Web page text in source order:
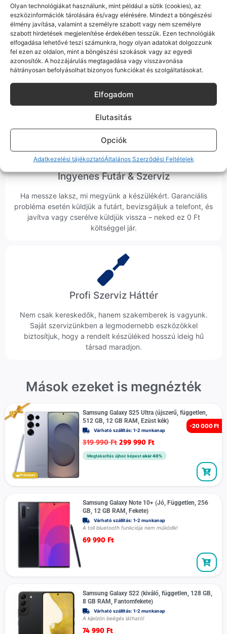
Olyan technológiákat használunk, mint például a sütik (cookies), az
eszközinformációk tárolására és/vagy elérésére. Mindezt a böngészési
élmény javítása, valamint a személyre szabott vagy nem személyre
szabott hirdetések megjelenítése érdekében tesszük. Ezen technológiák
elfogadása lehetővé teszi számunkra, hogy olyan adatokat dolgozzunk
fel ezen az oldalon, mint a böngészési szokások vagy az egyedi
azonosítók. A hozzájárulás megtagadása vagy visszavonása
hátrányosan befolyásolhat bizonyos funkciókat és szolgáltatásokat.
Elfogadom
Elutasitás
Opciók
Adatkezelési tájékoztatóÁltalános Szerződési Feltételek
Korrekt Ügyintézés
Hibázni emberi dolog, de a felelősségvállalás nálunk alap.
hanem megoldást. Szakértő kollégáink azonnal kézbe
veszik az ügyedet.
Ingyenes Futár & Szerviz
Ha messze laksz, mi megyünk a készülékért. Garanciális
probléma esetén küldjük a futárt, bevizsgáljuk a telefont, és
javítva vagy cserélve küldjük vissza – neked ez 0 Ft
költséggel jár.
Profi Szerviz Háttér
Nem csak kereskedők, hanem szakemberek is vagyunk.
Saját szervizünkben a legmodernebb eszközökkel
biztosítjuk, hogy a rendelt készüléked hosszú ideig hű
társad maradjon.
Mások ezeket is megnézték
-20 000 Ft
Prémium
Samsung Galaxy S25 Ultra (újszerű, független,
512 GB, 12 GB RAM, Ezüst kék)
Várható szállítás: 1-2 munkanap
319 990Ft 299 990 Ft
Megtakarítás újhoz képest akár 40%
Samsung Galaxy Note 10+ (Jó, Független, 256
GB, 12 GB RAM, Fekete)
Várható szállítás: 1-2 munkanap
A toll bluetooth funkciója nem működik!
69 990 Ft
Samsung Galaxy S22 (kiváló, független, 128 GB,
8 GB RAM, Fantomfekete)
Várható szállítás: 1-2 munkanap
A kijelzön beégés látható!
74 990 Ft